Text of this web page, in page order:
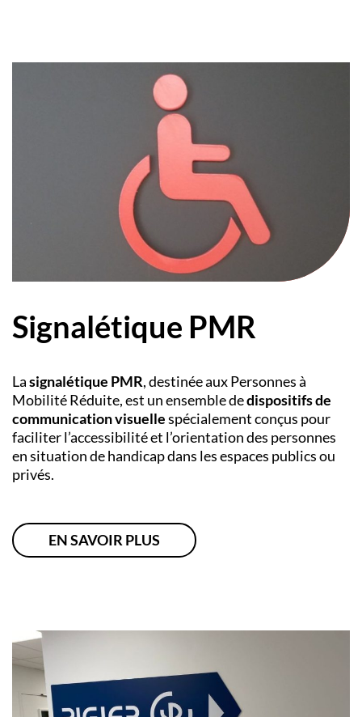
Signalétique PMR
Lasignalétique PMR, destinée aux Personnes à
Mobilité Réduite, est un ensemble dedispositifs de
communication visuellespécialement conçus pour
faciliter l’accessibilité et l’orientation des personnes
en situation de handicap dans les espaces publics ou
privés.
EN SAVOIR PLUS